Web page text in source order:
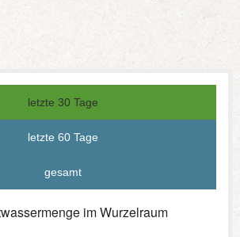
letzte 30 Tage
letzte 60 Tage
gesamt